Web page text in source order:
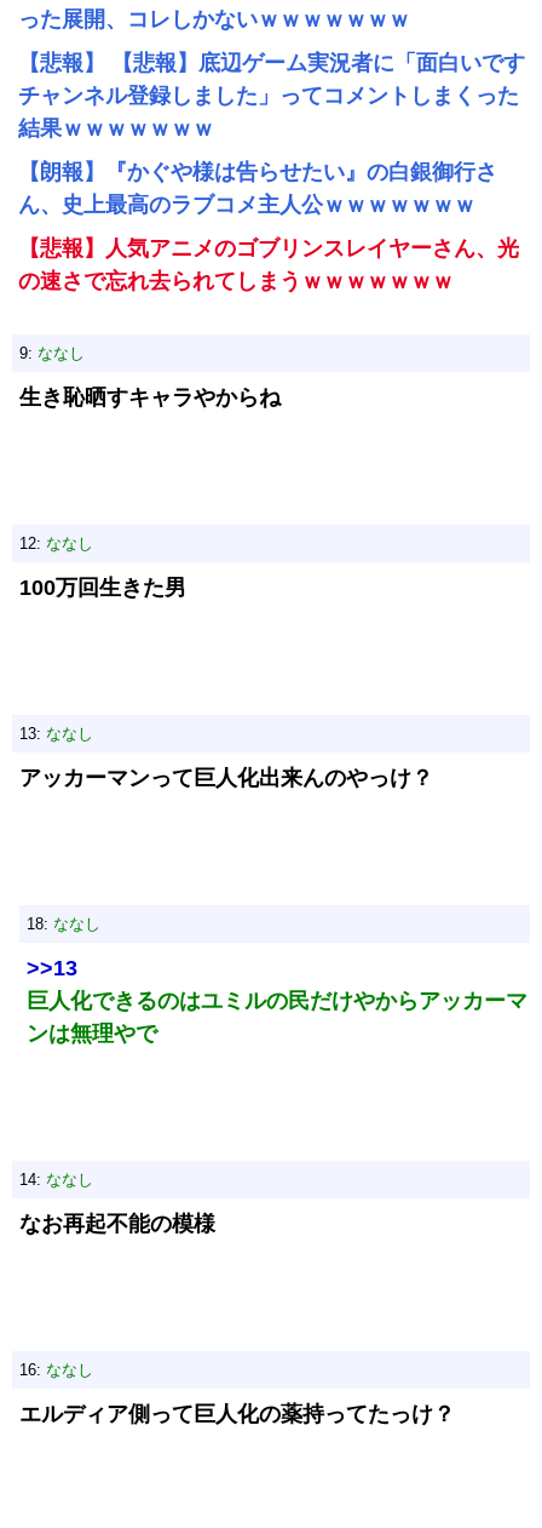
った展開、コレしかないｗｗｗｗｗｗｗ
【悲報】 【悲報】底辺ゲーム実況者に「面白いです
チャンネル登録しました」ってコメントしまくった
結果ｗｗｗｗｗｗｗ
【朗報】『かぐや様は告らせたい』の白銀御行さ
ん、史上最高のラブコメ主人公ｗｗｗｗｗｗｗ
【悲報】人気アニメのゴブリンスレイヤーさん、光
の速さで忘れ去られてしまうｗｗｗｗｗｗｗ
9: ななし
生き恥晒すキャラやからね
12: ななし
100万回生きた男
13: ななし
アッカーマンって巨人化出来んのやっけ？
18: ななし
>>13
巨人化できるのはユミルの民だけやからアッカーマ
ンは無理やで
14: ななし
なお再起不能の模様
16: ななし
エルディア側って巨人化の薬持ってたっけ？